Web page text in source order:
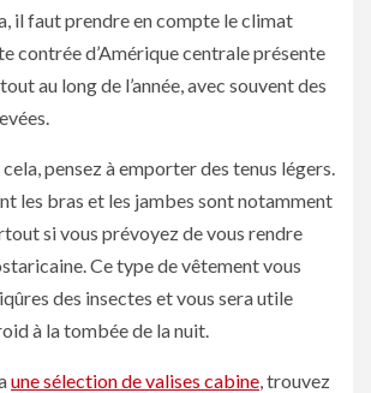
il faut prendre en compte le climat
contrée d’Amérique centrale présente
au long de l’année, avec souvent des
pensez à emporter des tenus légers.
les bras et les jambes sont notamment
si vous prévoyez de vous rendre
Ce type de vêtement vous
des insectes et vous sera utile
à la tombée de la nuit.
une sélection de valises cabine, trouvez